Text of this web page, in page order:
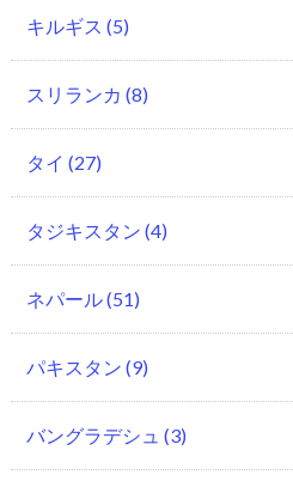
キルギス (5)
スリランカ (8)
タイ (27)
タジキスタン (4)
ネパール(51)
パキスタン (9)
バングラデシュ (3)